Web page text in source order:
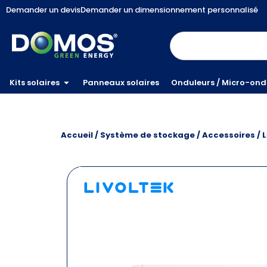
Demander un devisDemander un dimensionnement personnalisé
Kits solaires Panneaux solaires Onduleurs / Micro-
Accueil/ Système de stockage/Accessoires /